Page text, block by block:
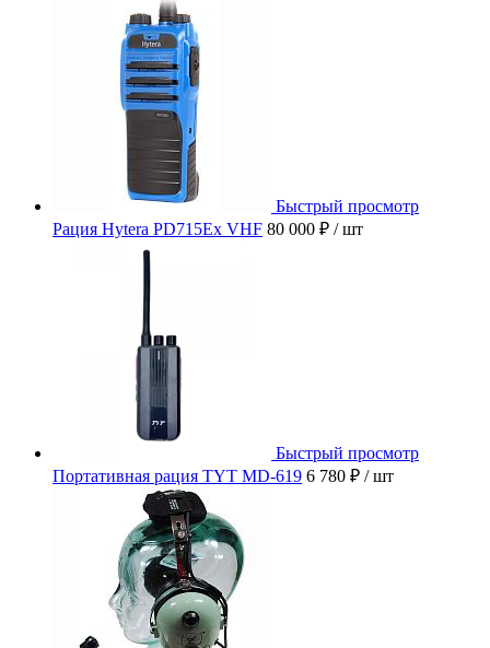
Быстрый просмотр
Рация Hytera PD715Ex VHF 80 000 ₽ / шт
Быстрый просмотр
Портативная рация TYT MD-619 6 780 ₽ / шт